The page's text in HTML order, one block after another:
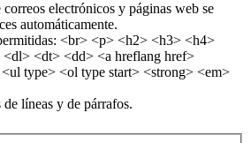
electrónicos y páginas web se
automáticamente.
<br> <p> <h2> <h3> <h4>
<dt> <dd> <a hreflang href>
type> <ol type start> <strong> <em>
de líneas y de párrafos.